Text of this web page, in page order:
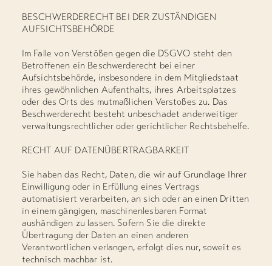
BESCHWERDERECHT BEI DER ZUSTÄNDIGEN
AUFSICHTSBEHÖRDE
Im Falle von Verstößen gegen die DSGVO steht den
Betroffenen ein Beschwerderecht bei einer
Aufsichtsbehörde, insbesondere in dem Mitgliedstaat
ihres gewöhnlichen Aufenthalts, ihres Arbeitsplatzes
oder des Orts des mutmaßlichen Verstoßes zu. Das
Beschwerderecht besteht unbeschadet anderweitiger
verwaltungsrechtlicher oder gerichtlicher Rechtsbehelfe.
RECHT AUF DATENÜBERTRAGBARKEIT
Sie haben das Recht, Daten, die wir auf Grundlage Ihrer
Einwilligung oder in Erfüllung eines Vertrags
automatisiert verarbeiten, an sich oder an einen Dritten
in einem gängigen, maschinenlesbaren Format
aushändigen zu lassen. Sofern Sie die direkte
Übertragung der Daten an einen anderen
Verantwortlichen verlangen, erfolgt dies nur, soweit es
technisch machbar ist.